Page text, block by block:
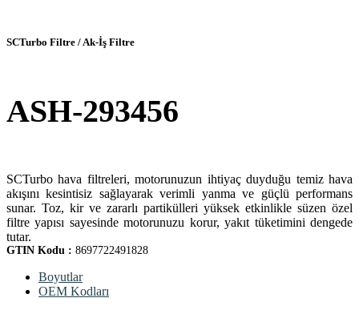
SCTurbo Filtre / Ak-İş Filtre
ASH-293456
SCTurbo hava filtreleri, motorunuzun ihtiyaç duyduğu temiz hava
akışını kesintisiz sağlayarak verimli yanma ve güçlü performans
sunar. Toz, kir ve zararlı partikülleri yüksek etkinlikle süzen özel
filtre yapısı sayesinde motorunuzu korur, yakıt tüketimini dengede
tutar.
GTIN Kodu : 8697722491828
Boyutlar
OEM Kodları